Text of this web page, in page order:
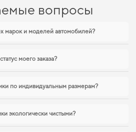
вопросы
марок и моделей автомобилей?
моего заказа?
по индивидуальным размерам?
экологически чистыми?